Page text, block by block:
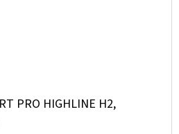
PRO HIGHLINE H2,